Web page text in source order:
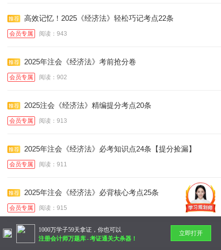
高效记忆！2025《经济法》轻松巧记考点22条
会员专属 阅读：943
2025年注会《经济法》考前抢分卷
会员专属 阅读：902
2025注会《经济法》精编提分考点20条
会员专属 阅读：913
2025年注会《经济法》必考知识点24条【提分捡漏】
会员专属 阅读：911
2025年注会《经济法》必背核心考点25条
会员专属 阅读：915
暂无更多
1000万学子59天拿证，你也可以
注册会计师万题库-考证通关大杀器！
立即打开